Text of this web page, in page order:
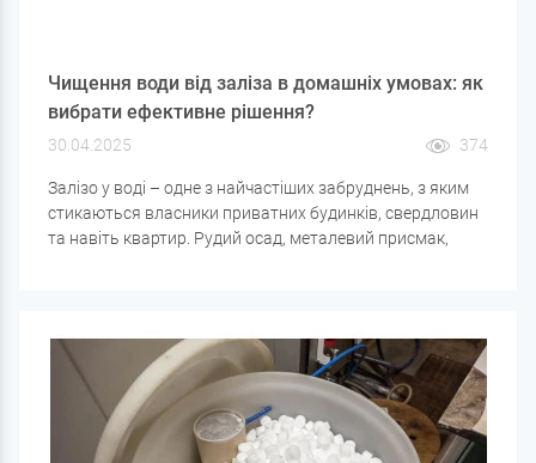
Чищення води від заліза в домашніх умовах: як
вибрати ефективне рішення?
30.04.2025 374
Залізо у воді – одне з найчастіших забруднень, з яким
стикаються власники приватних будинків, свердловин
та навіть квартир. Рудий осад, металевий присмак,